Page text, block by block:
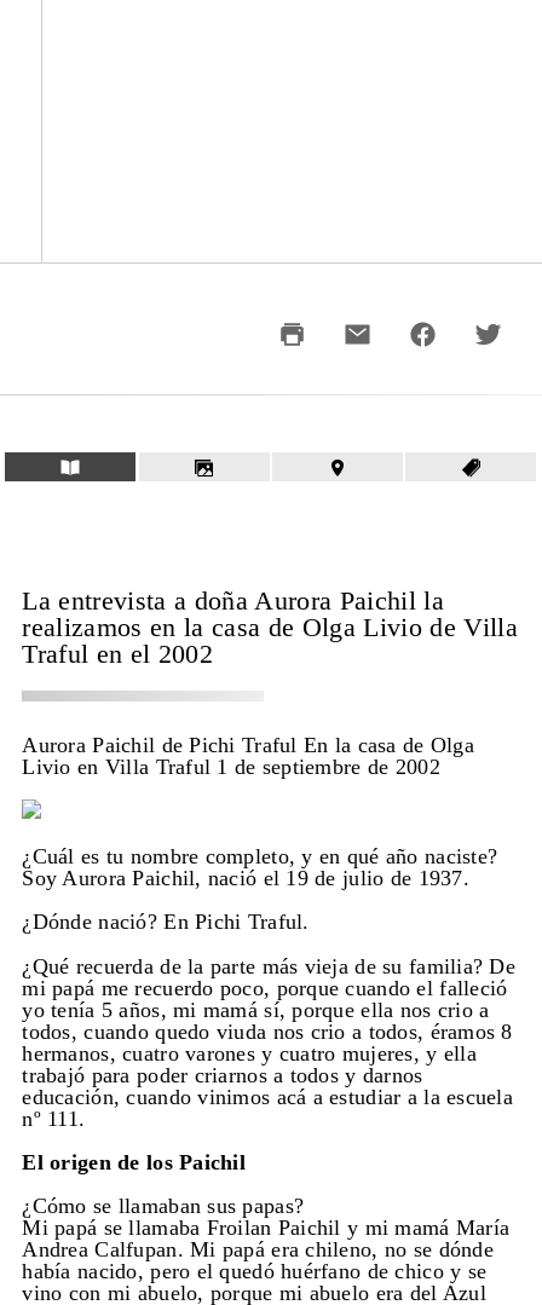
La entrevista a doña Aurora Paichil la
realizamos en la casa de Olga Livio de Villa
Traful en el 2002
Aurora Paichil de Pichi Traful En la casa de Olga
Livio en Villa Traful 1 de septiembre de 2002
¿Cuál es tu nombre completo, y en qué año naciste?
Soy Aurora Paichil, nació el 19 de julio de 1937.
¿Dónde nació? En Pichi Traful.
¿Qué recuerda de la parte más vieja de su familia? De
mi papá me recuerdo poco, porque cuando el falleció
yo tenía 5 años, mi mamá sí, porque ella nos crio a
todos, cuando quedo viuda nos crio a todos, éramos 8
hermanos, cuatro varones y cuatro mujeres, y ella
trabajó para poder criarnos a todos y darnos
educación, cuando vinimos acá a estudiar a la escuela
nº 111.
El origen de los Paichil
¿Cómo se llamaban sus papas?
Mi papá se llamaba Froilan Paichil y mi mamá María
Andrea Calfupan. Mi papá era chileno, no se dónde
había nacido, pero el quedó huérfano de chico y se
vino con mi abuelo, porque mi abuelo era del Azul